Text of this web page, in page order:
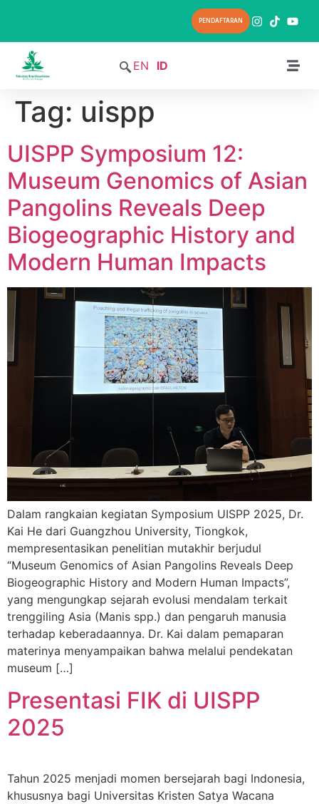
PENDAFTARAN
EN ID
Tag: uispp
UISPP Symposium 12:
Museum Genomics of Asian
Pangolins Reveals Deep
Biogeographic History and
Modern Human Impacts
Dalam rangkaian kegiatan Symposium UISPP 2025, Dr.
Kai He dari Guangzhou University, Tiongkok,
mempresentasikan penelitian mutakhir berjudul
“Museum Genomics of Asian Pangolins Reveals Deep
Biogeographic History and Modern Human Impacts”,
yang mengungkap sejarah evolusi mendalam terkait
trenggiling Asia (Manis spp.) dan pengaruh manusia
terhadap keberadaannya. Dr. Kai dalam pemaparan
materinya menyampaikan bahwa melalui pendekatan
museum […]
Presentasi FIK di UISPP
2025
Tahun 2025 menjadi momen bersejarah bagi Indonesia,
khususnya bagi Universitas Kristen Satya Wacana